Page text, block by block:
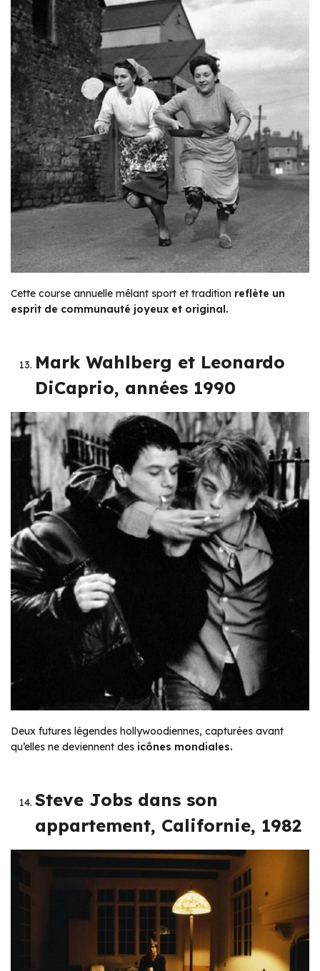
Cette course annuelle mêlant sport et tradition reflète un
esprit de communauté joyeux et original.
Mark Wahlberg et Leonardo
DiCaprio, années 1990
Deux futures légendes hollywoodiennes, capturées avant
qu’elles ne deviennent des icônes mondiales.
Steve Jobs dans son
appartement, Californie, 1982